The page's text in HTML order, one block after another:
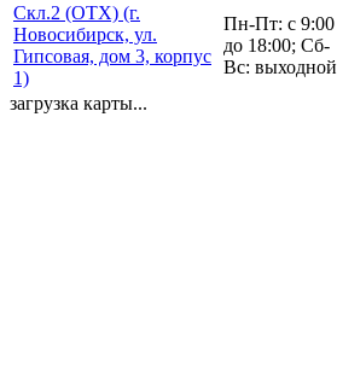
Скл.2 (ОТХ) (г.
Новосибирск, ул.
Гипсовая, дом 3, корпус
1)
Пн-Пт: с 9:00
до 18:00; Сб-
Вс: выходной
загрузка карты...